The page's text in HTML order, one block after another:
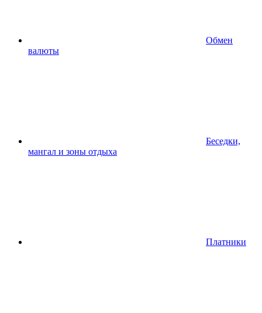
Обмен
валюты
Беседки,
мангал и зоны отдыха
Платники